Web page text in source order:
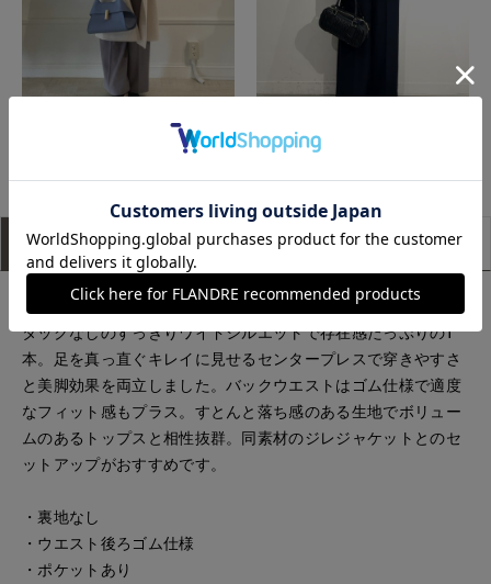
イネド三井アウトレットパーク多摩南大沢
那覇メインプレイスI.T.'S.international
アイテム説明 サイズ詳細 購入レビュー
■デザイン
タックなしのすっきりワイドシルエットで存在感たっぷりの1
本。足を真っ直ぐキレイに見せるセンタープレスで穿きやすさ
と美脚効果を両立しました。バックウエストはゴム仕様で適度
なフィット感もプラス。すとんと落ち感のある生地でボリュー
ムのあるトップスと相性抜群。同素材のジレジャケットとのセ
ットアップがおすすめです。
・裏地なし
・ウエスト後ろゴム仕様
・ポケットあり